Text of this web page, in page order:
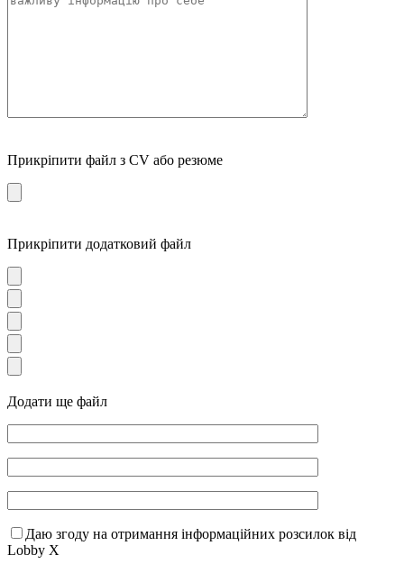
Прикріпити файл з CV або резюме
Прикріпити додатковий файл
Додати ще файл
Даю згоду на отримання інформаційних розсилок від
Lobby X